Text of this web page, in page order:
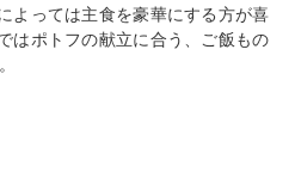
よっては主食を豪華にする方が喜
はポトフの献立に合う、ご飯もの